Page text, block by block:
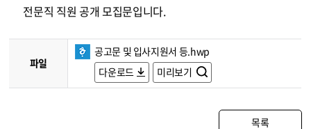
전문직 직원 공개 모집문입니다.
파일
공고문 및 입사지원서 등.hwp
다운로드
미리보기
목록